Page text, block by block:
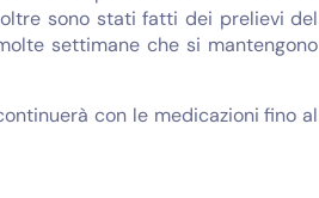
sono stati fatti dei prelievi del
settimane che si mantengono
con le medicazioni fino al